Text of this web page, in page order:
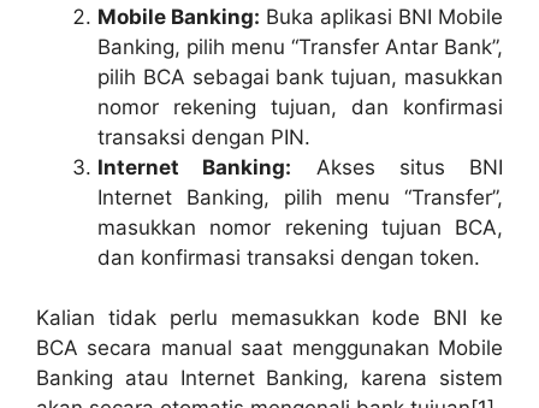
Mobile Banking: Buka aplikasi BNI Mobile
Banking, pilih menu “Transfer Antar Bank”,
pilih BCA sebagai bank tujuan, masukkan
nomor rekening tujuan, dan konfirmasi
transaksi dengan PIN.
Internet Banking: Akses situs BNI
Internet Banking, pilih menu “Transfer”,
masukkan nomor rekening tujuan BCA,
dan konfirmasi transaksi dengan token.
Kalian tidak perlu memasukkan kode BNI ke
BCA secara manual saat menggunakan Mobile
Banking atau Internet Banking, karena sistem